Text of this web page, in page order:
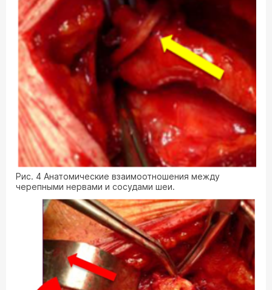
Рис. 4 Анатомические взаимоотношения между
черепными нервами и сосудами шеи.